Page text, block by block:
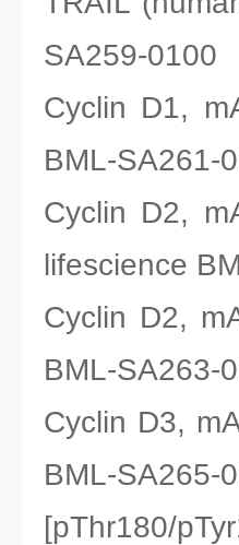
SA259-0100
Cyclin D1,
BML-SA261-
Cyclin D2,
lifescience
Cyclin D2,
BML-SA263-
Cyclin D3,
BML-SA265-
[pThr180/